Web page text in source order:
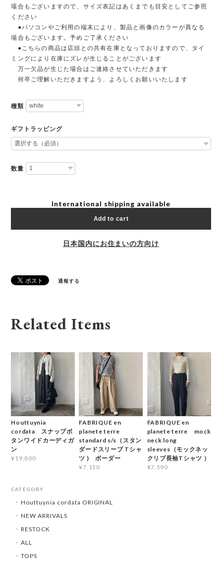
場合もございますので、サイズ表記はあくまでも目安としてご参照
ください
●パソコンやご利用の端末により、製品と画像のカラーが異なる
場合もございます。予めご了承ください
●こちらの商品は店頭との共有在庫となっておりますので、タイ
ミングにより在庫にズレが生じることがございます
万一欠品が生じた場合はご連絡させていただきます
何卒ご理解いただきますよう、よろしくお願いいたします
種類
ギフトラッピング
数量
International shipping available
Add to cart
日本国内にお住まいの方向け
通報する
Related Items
Houttuynia
cordata スナップボ
タンワイドカーディガ
ン
¥19,800
FABRIQUE en
planete terre
standard s/s（スタン
ダードスリーブ Tシャ
ツ ) ボーダー
¥7,150
FABRIQUE en
planete terre mock
neck long
sleeves（モックネッ
クリブ長袖Tシャツ ）
¥7,590
CATEGORY
Houttuynia cordata ORIGINAL
NEW ARRIVALS
RESTOCK
ALL
TOPS